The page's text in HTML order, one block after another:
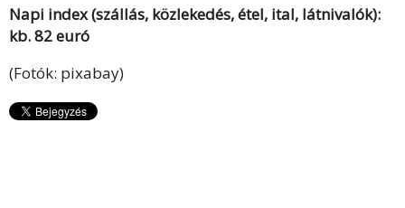
Napi index (szállás, közlekedés, étel, ital, látnivalók):
kb. 82 euró
(Fotók: pixabay)